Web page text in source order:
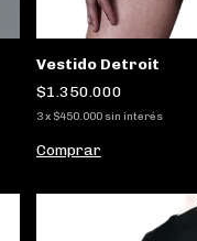
Vestido Detroit
$1.350.000
3x $450.000 sin interés
Comprar